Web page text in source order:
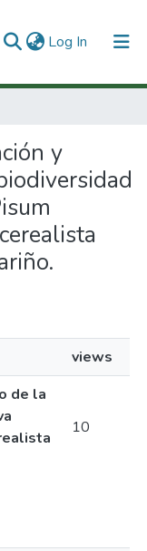
Log In (current)
y
views
de la
10